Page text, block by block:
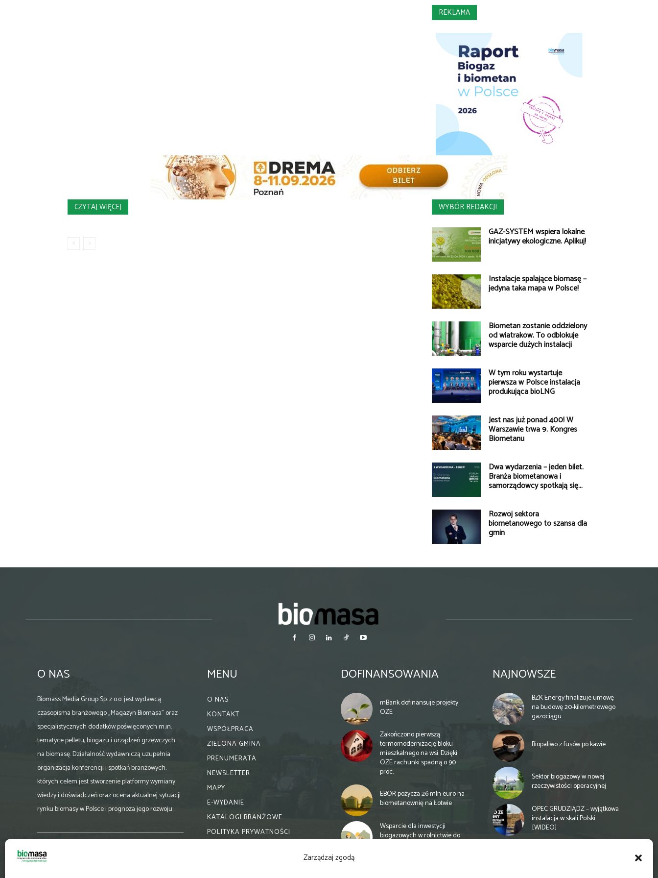
Zarządzaj zgodą
REKLAMA
CZYTAJ WIĘCEJ WYBÓR REDAKCJI
GAZ-SYSTEM wspiera lokalne
inicjatywy ekologiczne. Aplikuj!
Instalacje spalające biomasę –
jedyna taka mapa w Polsce!
Biometan zostanie oddzielony
od wiatraków. To odblokuje
wsparcie dużych instalacji
W tym roku wystartuje
pierwsza w Polsce instalacja
produkująca bioLNG
Jest nas już ponad 400! W
Warszawie trwa 9. Kongres
Biometanu
Dwa wydarzenia – jeden bilet.
Branża biometanowa i
samorządowcy spotkają się...
Rozwój sektora
biometanowego to szansa dla
gmin
O NAS
Biomass Media Group Sp. z o.o. jest wydawcą
czasopisma branżowego „Magazyn Biomasa” oraz
specjalistycznych dodatków poświęconych m.in.
tematyce pelletu, biogazu i urządzeń grzewczych
na biomasę. Działalność wydawniczą uzupełnia
organizacja konferencji i spotkań branżowych,
których celem jest stworzenie platformy wymiany
wiedzy i doświadczeń oraz ocena aktualnej sytuacji
rynku biomasy w Polsce i prognoza jego rozwoju.
biuro@magazynbiomasa.pl
MENU
O NAS
KONTAKT
WSPÓŁPRACA
ZIELONA GMINA
PRENUMERATA
NEWSLETTER
MAPY
E-WYDANIE
KATALOGI BRANŻOWE
POLITYKA PRYWATNOŚCI
DOFINANSOWANIA
mBank dofinansuje projekty
OZE
Zakończono pierwszą
termomodernizację bloku
mieszkalnego na wsi. Dzięki
OZE rachunki spadną o 90
proc.
EBOR pożycza 26 mln euro na
biometanownię na Łotwie
Wsparcie dla inwestycji
biogazowych w rolnictwie do
NAJNOWSZE
BZK Energy finalizuje umowę
na budowę 20-kilometrowego
gazociągu
Biopaliwo z fusów po kawie
Sektor biogazowy w nowej
rzeczywistości operacyjnej
OPEC GRUDZIĄDZ – wyjątkowa
instalacja w skali Polski
[WIDEO]